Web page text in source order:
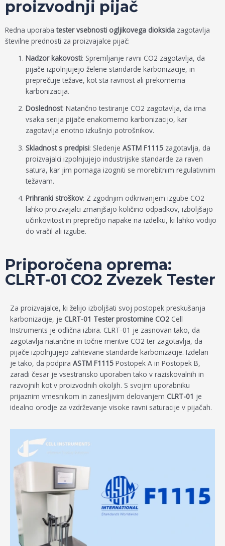
proizvodnji pijač
Redna uporabatester vsebnosti ogljikovega dioksida zagotavlja
številne prednosti za proizvajalce pijač:
Nadzor kakovosti: Spremljanje ravni CO2 zagotavlja, da
pijače izpolnjujejo želene standarde karbonizacije, in
preprečuje težave, kot sta ravnost ali prekomerna
karbonizacija.
Doslednost: Natančno testiranje CO2 zagotavlja, da ima
vsaka serija pijače enakomerno karbonizacijo, kar
zagotavlja enotno izkušnjo potrošnikov.
Skladnost s predpisi: SledenjeASTM F1115 zagotavlja, da
proizvajalci izpolnjujejo industrijske standarde za raven
satura, kar jim pomaga izogniti se morebitnim regulativnim
težavam.
Prihranki stroškov: Z zgodnjim odkrivanjem izgube CO2
lahko proizvajalci zmanjšajo količino odpadkov, izboljšajo
učinkovitost in preprečijo napake na izdelku, ki lahko vodijo
do vračil ali izgube.
Priporočena oprema:
CLRT-01 CO2 Zvezek Tester
Za proizvajalce, ki želijo izboljšati svoj postopek preskušanja
karbonizacije, je CLRT-01 Tester prostornine CO2 Cell
Instruments je odlična izbira. CLRT-01 je zasnovan tako, da
zagotavlja natančne in točne meritve CO2 ter zagotavlja, da
pijače izpolnjujejo zahtevane standarde karbonizacije. Izdelan
je tako, da podpira ASTM F1115 Postopek A in Postopek B,
zaradi česar je vsestransko uporaben tako v raziskovalnih in
razvojnih kot v proizvodnih okoljih. S svojim uporabniku
prijaznim vmesnikom in zanesljivim delovanjem CLRT-01 je
idealno orodje za vzdrževanje visoke ravni saturacije v pijačah.